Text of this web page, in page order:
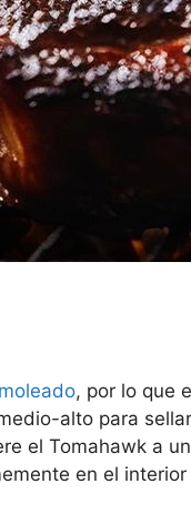
, por lo que
alto para
el Tomahawk a
en el